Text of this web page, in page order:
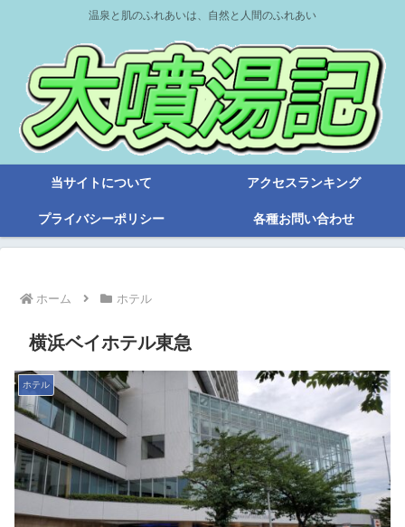
温泉と肌のふれあいは、自然と人間のふれあい
当サイトについて アクセスランキング
プライバシーポリシー 各種お問い合わせ
ホーム ホテル
横浜ベイホテル東急
ホテル